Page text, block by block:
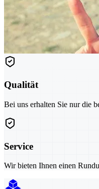
Qualität
Bei uns erhalten Sie nur die
Service
Wir bieten Ihnen einen